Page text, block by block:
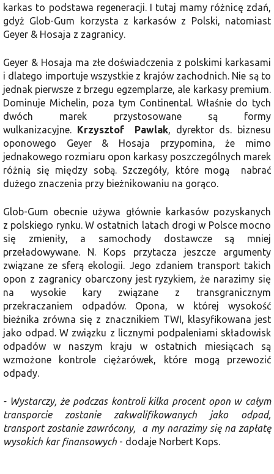
karkas to podstawa regeneracji. I tutaj mamy różnicę zdań,
gdyż Glob-Gum korzysta z karkasów z Polski, natomiast
Geyer & Hosaja z zagranicy.
Geyer & Hosaja ma złe doświadczenia z polskimi karkasami
i dlatego importuje wszystkie z krajów zachodnich. Nie są to
jednak pierwsze z brzegu egzemplarze, ale karkasy premium.
Dominuje Michelin, poza tym Continental. Właśnie do tych
dwóch marek przystosowane są formy
wulkanizacyjne. Krzysztof Pawlak, dyrektor ds. biznesu
oponowego Geyer & Hosaja przypomina, że mimo
jednakowego rozmiaru opon karkasy poszczególnych marek
różnią się między sobą. Szczegóły, które mogą nabrać
dużego znaczenia przy bieżnikowaniu na gorąco.
Glob-Gum obecnie używa głównie karkasów pozyskanych
z polskiego rynku. W ostatnich latach drogi w Polsce mocno
się zmieniły, a samochody dostawcze są mniej
przeładowywane. N. Kops przytacza jeszcze argumenty
związane ze sferą ekologii. Jego zdaniem transport takich
opon z zagranicy obarczony jest ryzykiem, że narazimy się
na wysokie kary związane z transgranicznym
przekraczaniem odpadów. Opona, w której wysokość
bieżnika zrówna się z znacznikiem TWI, klasyfikowana jest
jako odpad. W związku z licznymi podpaleniami składowisk
odpadów w naszym kraju w ostatnich miesiącach są
wzmożone kontrole ciężarówek, które mogą przewozić
odpady.
- Wystarczy, że podczas kontroli kilka procent opon w całym
transporcie zostanie zakwalifikowanych jako odpad,
transport zostanie zawrócony, a my narazimy się na zapłatę
wysokich kar finansowych - dodaje Norbert Kops.